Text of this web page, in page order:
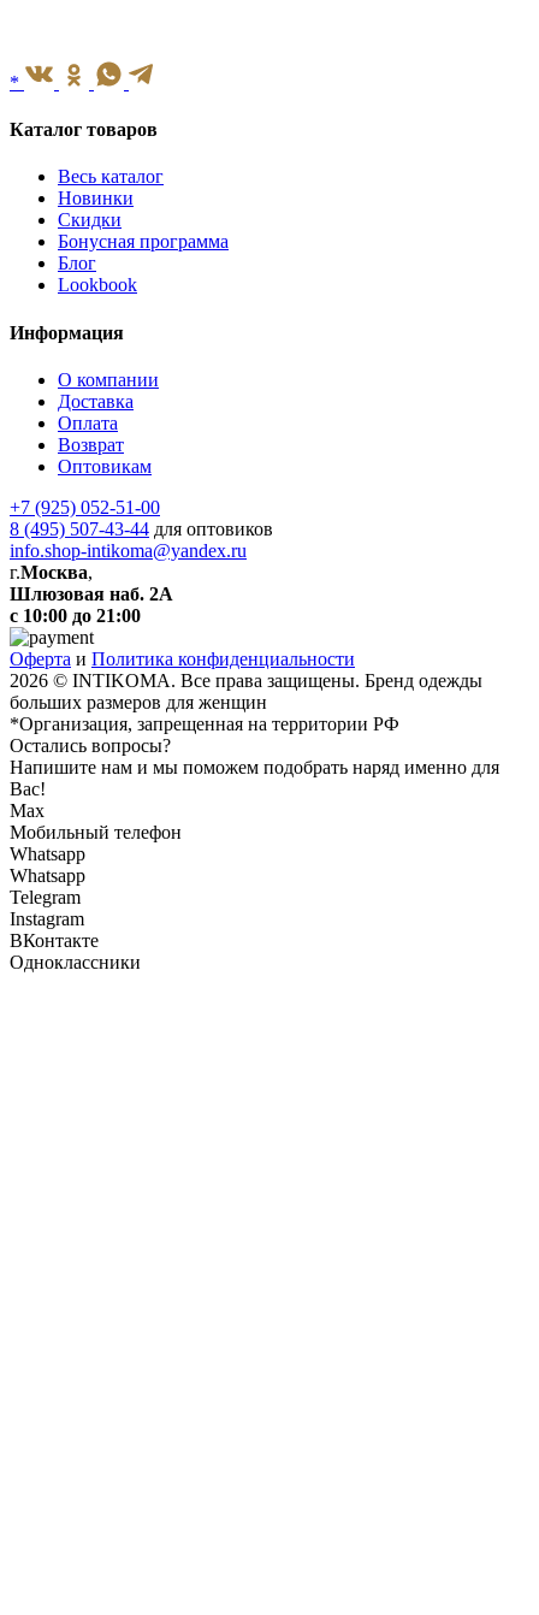
*
Каталог товаров
Весь каталог
Новинки
Скидки
Бонусная программа
Блог
Lookbook
Информация
О компании
Доставка
Оплата
Возврат
Оптовикам
+7 (925) 052-51-00
8 (495) 507-43-44 для оптовиков
info.shop-intikoma@yandex.ru
г.Москва,
Шлюзовая наб. 2А
с 10:00 до 21:00
Оферта и Политика конфиденциальности
2026 © INTIKOMA. Все права защищены. Бренд одежды
больших размеров для женщин
*Организация, запрещенная на территории РФ
Остались вопросы?
Напишите нам и мы поможем подобрать наряд именно для
Вас!
Max
Мобильный телефон
Whatsapp
Whatsapp
Telegram
Instagram
ВКонтакте
Одноклассники